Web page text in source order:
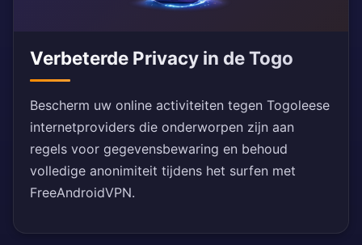
Verbeterde Privacy in de Togo
Bescherm uw online activiteiten tegen Togoleese
internetproviders die onderworpen zijn aan
regels voor gegevensbewaring en behoud
volledige anonimiteit tijdens het surfen met
FreeAndroidVPN.